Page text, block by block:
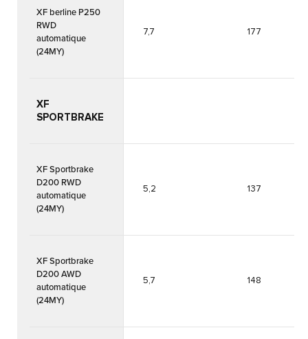
XF berline P250
RWD
automatique
(24MY)
7,7 177
XF
SPORTBRAKE
XF Sportbrake
D200 RWD
automatique
(24MY)
5,2 137
XF Sportbrake
D200 AWD
automatique
(24MY)
5,7 148